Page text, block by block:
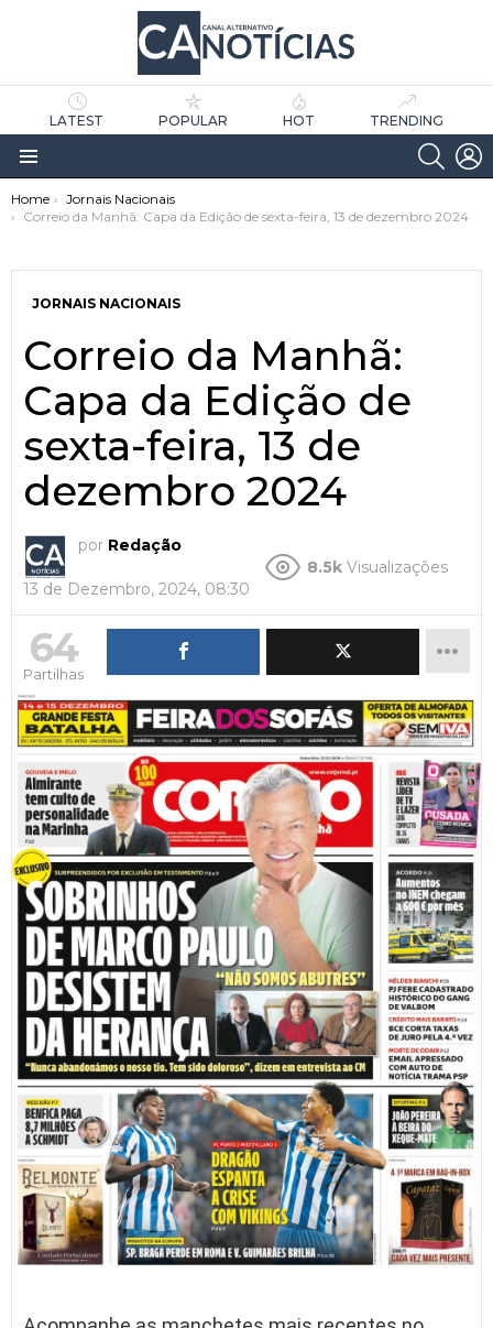
LATEST POPULAR HOT TRENDING
Menu
You are here:
Home
Jornais Nacionais
Correio da Manhã: Capa da Edição de sexta-feira, 13 de dezembro 2024
JORNAIS NACIONAIS
Correio da Manhã:
Capa da Edição de
sexta-feira, 13 de
dezembro 2024
por Redação
13 de Dezembro, 2024, 08:30
8.5k Visualizações
64
Partilhas